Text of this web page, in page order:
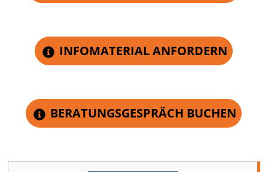
INFOMATERIAL ANFORDERN
BERATUNGSGESPRÄCH BUCHEN